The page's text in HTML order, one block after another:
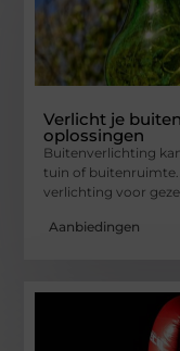
Verlicht je
oplossingen
Buitenverlichting
tuin of buitenruimte.
verlichting voor
Aanbiedingen